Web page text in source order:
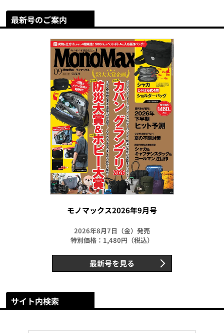
最新号のご案内
モノマックス2026年9月号
2026年8月7日（金）発売
特別価格：1,480円（税込）
最新号を見る
サイト内検索